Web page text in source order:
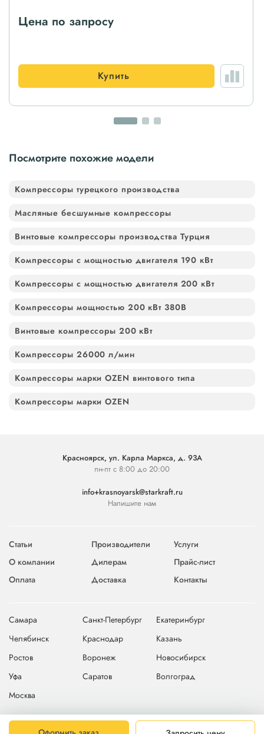
Цена по запросу
Купить
Посмотрите похожие модели
Компрессоры турецкого производства
Масляные бесшумные компрессоры
Винтовые компрессоры производства Турция
Компрессоры с мощностью двигателя 190 кВт
Компрессоры с мощностью двигателя 200 кВт
Компрессоры мощностью 200 кВт 380В
Винтовые компрессоры 200 кВт
Компрессоры 26000 л/мин
Компрессоры марки OZEN винтового типа
Компрессоры марки OZEN
Красноярск, ул. Карла Маркса, д. 93А
пн-пт с 8:00 до 20:00
info+krasnoyarsk@starkraft.ru
Напишите нам
Статьи Производители
Услуги
О компании
Дилерам
Прайс-лист
Оплата
Доставка Контакты
Самара Санкт-Петербург
Екатеринбург
Челябинск
Краснодар
Казань
Ростов
Воронеж
Новосибирск
Уфа
Саратов
Волгоград
Москва
© 2004-2026 © Компания Starkraft Карта сайта